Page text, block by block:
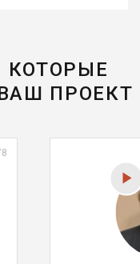
КОТОРЫЕ
ПРОЕКТ